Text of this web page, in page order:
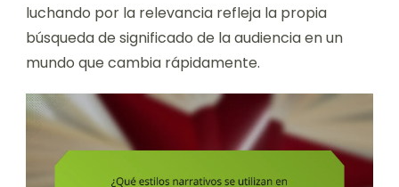
luchando por la relevancia refleja la propia
búsqueda de significado de la audiencia en un
mundo que cambia rápidamente.